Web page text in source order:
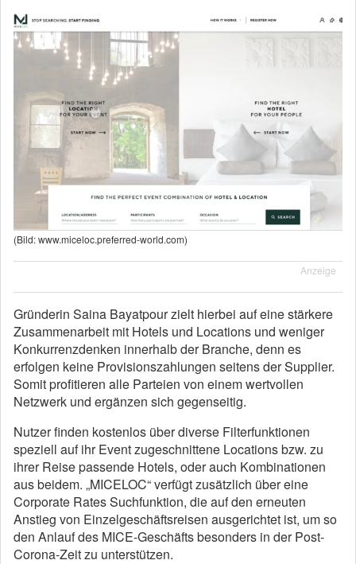
(Bild: www.miceloc.preferred-world.com)
Anzeige
Gründerin Saina Bayatpour zielt hierbei auf eine stärkere
Zusammenarbeit mit Hotels und Locations und weniger
Konkurrenzdenken innerhalb der Branche, denn es
erfolgen keine Provisionszahlungen seitens der Supplier.
Somit profitieren alle Parteien von einem wertvollen
Netzwerk und ergänzen sich gegenseitig.
Nutzer finden kostenlos über diverse Filterfunktionen
speziell auf ihr Event zugeschnittene Locations bzw. zu
ihrer Reise passende Hotels, oder auch Kombinationen
aus beidem. „MICELOC“ verfügt zusätzlich über eine
Corporate Rates Suchfunktion, die auf den erneuten
Anstieg von Einzelgeschäftsreisen ausgerichtet ist, um so
den Anlauf des MICE-Geschäfts besonders in der Post-
Corona-Zeit zu unterstützen.